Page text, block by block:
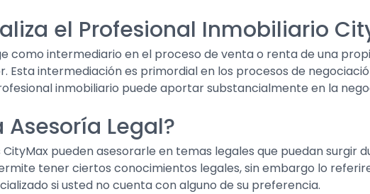
el Profesional Inmobiliario
como intermediario en el proceso de venta o renta de una
Esta intermediación es primordial en los procesos de
inmobiliario puede aportar substancialmente en la
Legal?
CityMax pueden asesorarle en temas legales que puedan
tener ciertos conocimientos legales, sin embargo lo
si usted no cuenta con alguno de su preferencia.